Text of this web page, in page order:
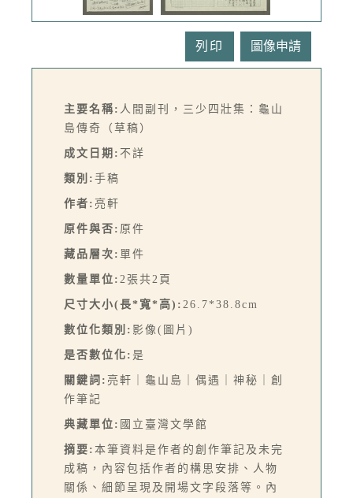
列印
主要名稱: 人間副刊，三少四壯集：龜山
島傳奇（草稿）
成文日期: 不詳
類別: 手稿
作者: 亮軒
原件與否: 原件
藏品層次: 單件
數量單位: 2張共2頁
尺寸大小(長*寬*高): 26.7*38.8cm
數位化類別: 影像(圖片)
是否數位化: 是
關鍵詞: 亮軒｜龜山島｜偶遇｜神秘｜創
作筆記
典藏單位: 國立臺灣文學館
摘要: 本筆資料是作者的創作筆記及未完
成稿，內容包括作者的構思安排、人物
關係、細節呈現及開場文字段落等。內